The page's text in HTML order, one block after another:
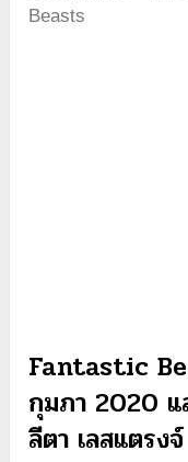
Beasts
Fantastic
กุมภา 2020 แ
ลีตา เลสแตรงจ์